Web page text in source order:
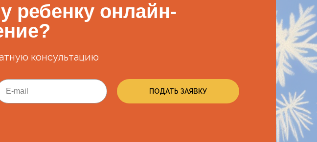
ребенку онлайн-
консультацию
E-mail ПОДАТЬ ЗАЯВКУ